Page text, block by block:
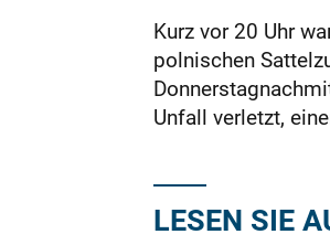
Kurz vor 20 Uhr
polnischen
Unfall verletzt,
LESEN SIE